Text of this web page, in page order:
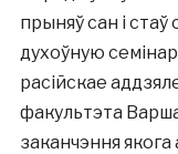
прыняў сан і
духоўную
расійскае
факультэта
заканчэння